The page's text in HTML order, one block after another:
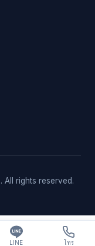
All rights reserved.
LINE โทร